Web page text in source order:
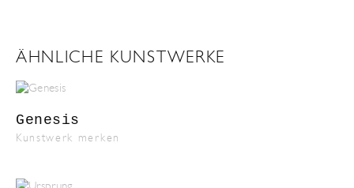
ÄHNLICHE KUNSTWERKE
Kunstwerk merken
Genesis